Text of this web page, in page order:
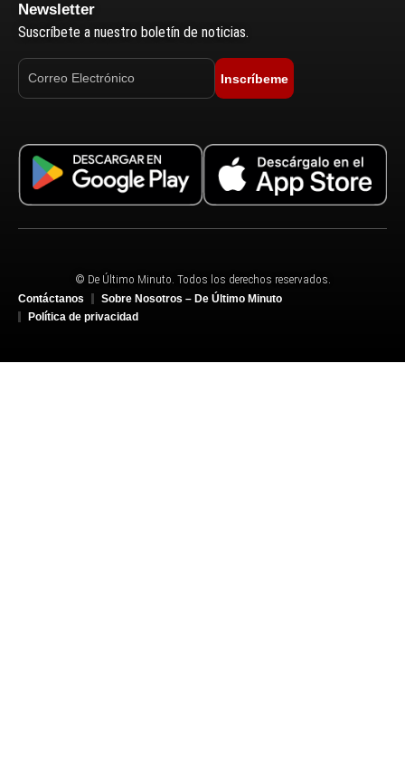
Newsletter
Suscríbete a nuestro boletín de noticias.
Inscríbeme
© De Último Minuto. Todos los derechos reservados.
Contáctanos
Sobre Nosotros – De Último Minuto
Política de privacidad